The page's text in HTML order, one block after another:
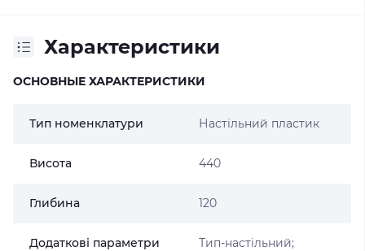
Характеристики
ОСНОВНЫЕ ХАРАКТЕРИСТИКИ
Тип номенклатури Настільний пластик
Висота 440
Глибина 120
Додаткові параметри
Тип-настільний;